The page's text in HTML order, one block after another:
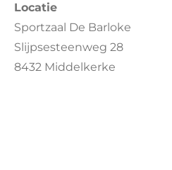
Locatie
Sportzaal De Barloke
Slijpsesteenweg 28
8432 Middelkerke